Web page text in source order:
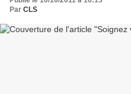
Par CLS